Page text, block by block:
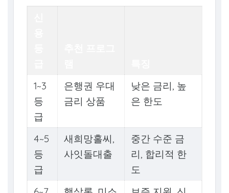
1~3
등
급
은행권 우대
금리 상품
낮은 금리, 높
은 한도
4~5
등
급
새희망홀씨,
사잇돌대출
중간 수준 금
리, 합리적 한
도